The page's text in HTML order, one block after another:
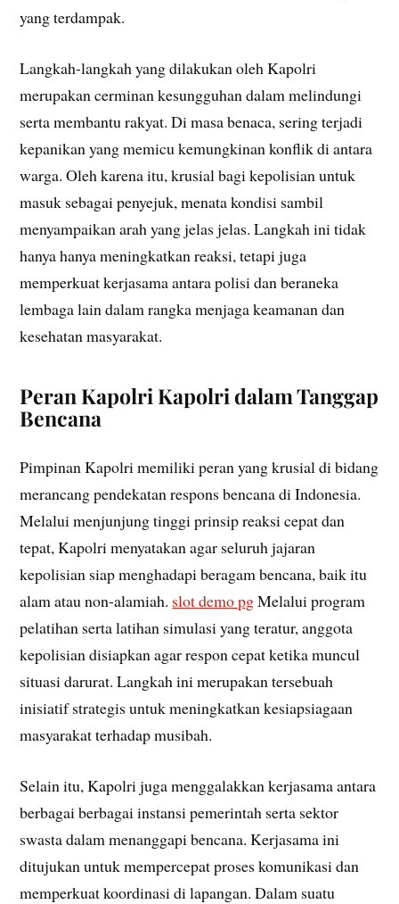
yang terdampak.
Langkah-langkah yang dilakukan oleh Kapolri
merupakan cerminan kesungguhan dalam melindungi
serta membantu rakyat. Di masa benaca, sering terjadi
kepanikan yang memicu kemungkinan konflik di antara
warga. Oleh karena itu, krusial bagi kepolisian untuk
masuk sebagai penyejuk, menata kondisi sambil
menyampaikan arah yang jelas jelas. Langkah ini tidak
hanya hanya meningkatkan reaksi, tetapi juga
memperkuat kerjasama antara polisi dan beraneka
lembaga lain dalam rangka menjaga keamanan dan
kesehatan masyarakat.
Peran Kapolri Kapolri dalam Tanggap
Bencana
Pimpinan Kapolri memiliki peran yang krusial di bidang
merancang pendekatan respons bencana di Indonesia.
Melalui menjunjung tinggi prinsip reaksi cepat dan
tepat, Kapolri menyatakan agar seluruh jajaran
kepolisian siap menghadapi beragam bencana, baik itu
alam atau non-alamiah. slot demo pgMelalui program
pelatihan serta latihan simulasi yang teratur, anggota
kepolisian disiapkan agar respon cepat ketika muncul
situasi darurat. Langkah ini merupakan tersebuah
inisiatif strategis untuk meningkatkan kesiapsiagaan
masyarakat terhadap musibah.
Selain itu, Kapolri juga menggalakkan kerjasama antara
berbagai berbagai instansi pemerintah serta sektor
swasta dalam menanggapi bencana. Kerjasama ini
ditujukan untuk mempercepat proses komunikasi dan
memperkuat koordinasi di lapangan. Dalam suatu